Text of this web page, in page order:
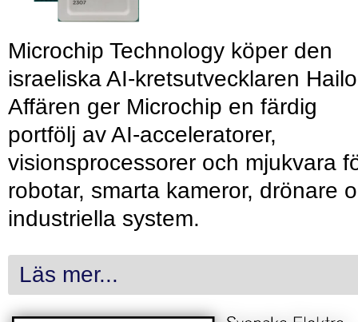
Microchip Technology köper den
israeliska AI-kretsutvecklaren
Affären ger Microchip en färdig
portfölj av AI-acceleratorer,
visionsprocessorer och mjukvara
robotar, smarta kameror, drönare
industriella system.
Läs mer...